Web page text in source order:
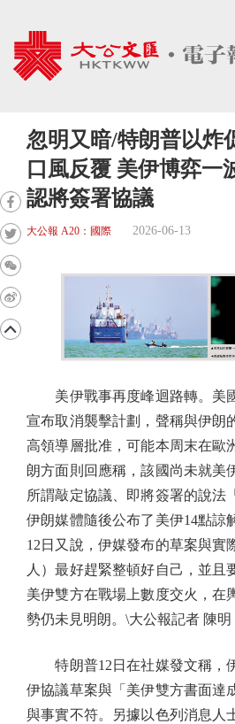
忽明又暗/特朗普以炸
口風反覆 美伊博弈一
認將簽署協議
大公報 A20：國際 2026-06-13
美伊戰事再度峰迴路轉。美
宣布取消襲擊計劃，聲稱與伊朗
高領導層批准，可能本周末在歐
朗方面則回應稱，該國尚未就美
所謂敲定協議、即將簽署的說法
伊朗媒體隨後公布了美伊14點諒
12日又說，伊媒發布的草案與實
人）最好趕緊整頓好自己，並且
美伊雙方在戰場上數度交火，在
勢仍未見明朗。\大公報記者 陳明
特朗普12日在社媒發文稱，
伊協議草案與「美伊雙方書面達
與事實不符。另據以色列消息人